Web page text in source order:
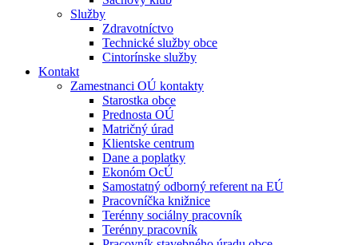
Služby
Zdravotníctvo
Technické služby obce
Cintorínske služby
Kontakt
Zamestnanci OÚ kontakty
Starostka obce
Prednosta OÚ
Matričný úrad
Klientske centrum
Dane a poplatky
Ekonóm OcÚ
Samostatný odborný referent na EÚ
Pracovníčka knižnice
Terénny sociálny pracovník
Terénny pracovník